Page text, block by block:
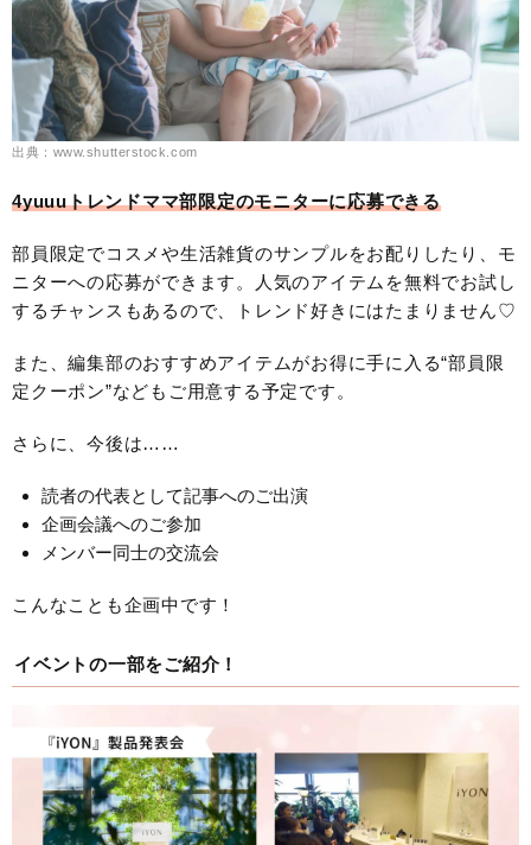
出典：www.shutterstock.com
4yuuuトレンドママ部限定のモニターに応募できる
部員限定でコスメや生活雑貨のサンプルをお配りしたり、モ
ニターへの応募ができます。人気のアイテムを無料でお試し
するチャンスもあるので、トレンド好きにはたまりません♡
また、編集部のおすすめアイテムがお得に手に入る“部員限
定クーポン”などもご用意する予定です。
さらに、今後は……
読者の代表として記事へのご出演
企画会議へのご参加
メンバー同士の交流会
こんなことも企画中です！
イベントの一部をご紹介！